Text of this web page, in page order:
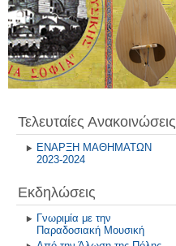
Τελευταίες Ανακοινώσεις
ΕΝΑΡΞΗ ΜΑΘΗΜΑΤΩΝ
2023-2024
Εκδηλώσεις
Γνωριμία με την
Παραδοσιακή Μουσική